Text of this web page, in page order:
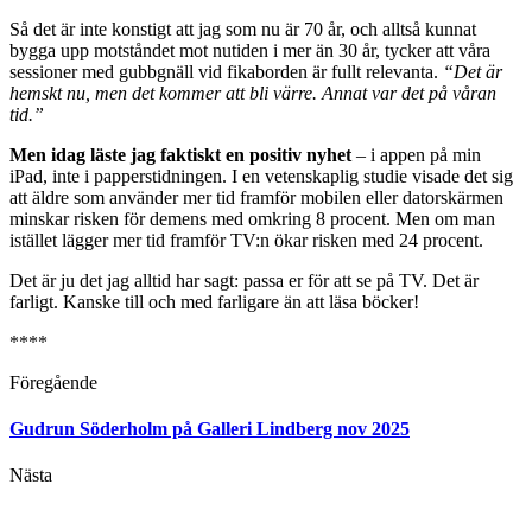
Så det är inte konstigt att jag som nu är 70 år, och alltså kunnat
bygga upp motståndet mot nutiden i mer än 30 år, tycker att våra
sessioner med gubbgnäll vid fikaborden är fullt relevanta. “Det är
hemskt nu, men det kommer att bli värre. Annat var det på våran
tid.”
Men idag läste jag faktiskt en positiv nyhet – i appen på min
iPad, inte i papperstidningen. I en vetenskaplig studie visade det sig
att äldre som använder mer tid framför mobilen eller datorskärmen
minskar risken för demens med omkring 8 procent. Men om man
istället lägger mer tid framför TV:n ökar risken med 24 procent.
Det är ju det jag alltid har sagt: passa er för att se på TV. Det är
farligt. Kanske till och med farligare än att läsa böcker!
****
Föregående
Gudrun Söderholm på Galleri Lindberg nov 2025
Nästa